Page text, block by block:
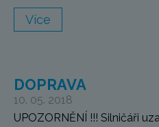
Více
DOPRAVA
10. 05. 2018
UPOZORNĚNÍ !!! Silničáři